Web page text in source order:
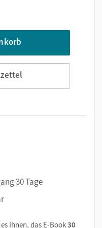
30 Tage
Ihnen, das E-Book30